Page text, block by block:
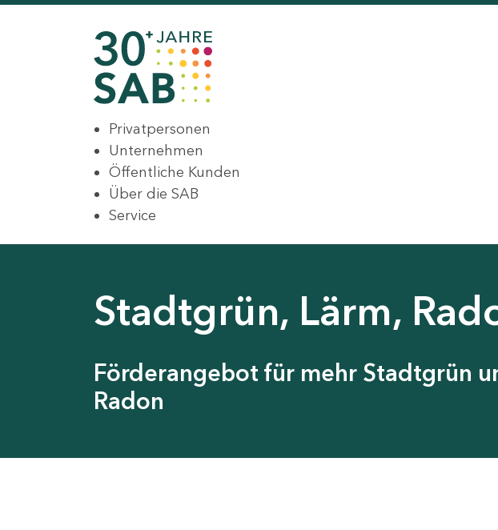
Privatpersonen
Unternehmen
Öffentliche Kunden
Über die SAB
Service
Stadtgrün, Lärm,
Förderangebot für mehr Stadtgrün
Radon